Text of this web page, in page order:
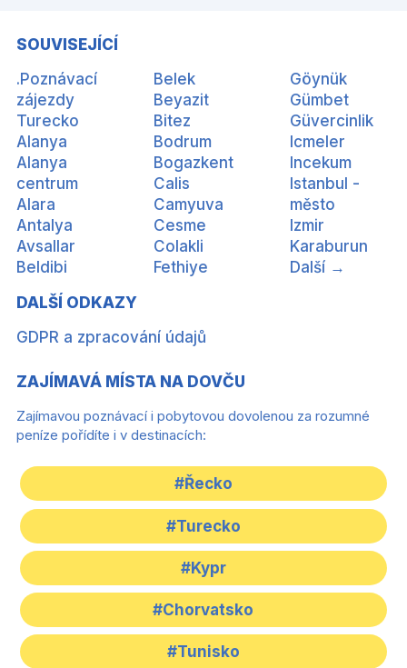
SOUVISEJÍCÍ
.Poznávací
zájezdy
Turecko
Alanya
Alanya
centrum
Alara
Antalya
Avsallar
Beldibi
Belek
Beyazit
Bitez
Bodrum
Bogazkent
Calis
Camyuva
Cesme
Colakli
Fethiye
Göynük
Gümbet
Güvercinlik
Icmeler
Incekum
Istanbul -
město
Izmir
Karaburun
Další →
DALŠÍ ODKAZY
GDPR a zpracování údajů
ZAJÍMAVÁ MÍSTA NA DOVČU
Zajímavou poznávací i pobytovou dovolenou za rozumné
peníze pořídíte i v destinacích:
#Řecko
#Turecko
#Kypr
#Chorvatsko
#Tunisko